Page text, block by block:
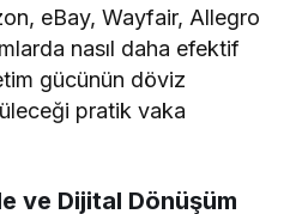
eBay, Wayfair, Allegro
nasıl daha efektif
gücünün döviz
pratik vaka
ve Dijital Dönüşüm